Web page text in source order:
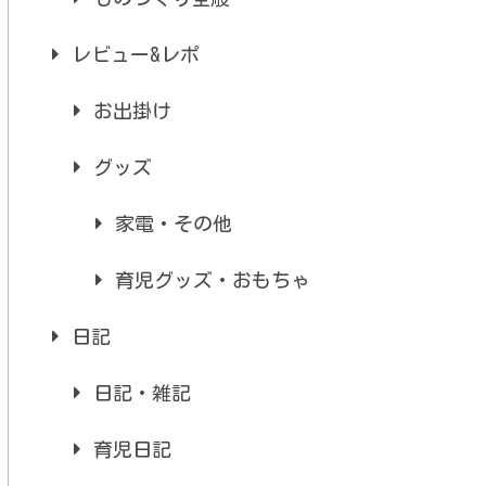
レビュー&レポ
お出掛け
グッズ
家電・その他
育児グッズ・おもちゃ
日記
日記・雑記
育児日記